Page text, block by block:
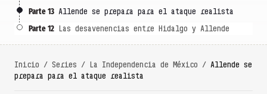
Parte 13 Allende se prepara para el ataque realista
Parte 12 Las desavenencias entre Hidalgo y Allende
Inicio / Series / La Independencia de México / Allende se
prepara para el ataque realista